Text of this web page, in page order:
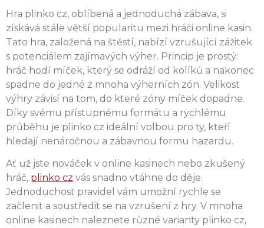
Hra plinko cz, oblíbená a jednoduchá zábava, si
získává stále větší popularitu mezi hráči online kasin.
Tato hra, založená na štěstí, nabízí vzrušující zážitek
s potenciálem zajímavých výher. Princip je prostý:
hráč hodí míček, který se odráží od kolíků a nakonec
spadne do jedné z mnoha výherních zón. Velikost
výhry závisí na tom, do které zóny míček dopadne.
Díky svému přístupnému formátu a rychlému
průběhu je plinko cz ideální volbou pro ty, kteří
hledají nenáročnou a zábavnou formu hazardu.
Ať už jste nováček v online kasinech nebo zkušený
hráč, plinko cz vás snadno vtáhne do děje.
Jednoduchost pravidel vám umožní rychle se
začlenit a soustředit se na vzrušení z hry. V mnoha
online kasinech naleznete různé varianty plinko cz,